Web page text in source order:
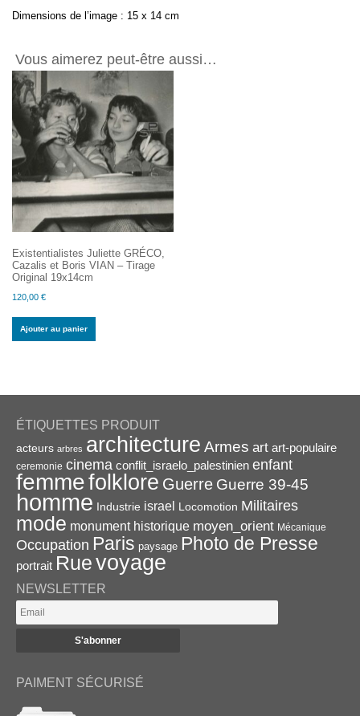
ou
Tirage
Original
15x14cm
Dimensions de l’image : 15 x 14 cm
Vous aimerez peut-être aussi…
Existentialistes Juliette GRÉCO,
Cazalis et Boris VIAN – Tirage
Original 19x14cm
120,00 €
Ajouter au panier
ÉTIQUETTES PRODUIT
acteurs arbres architecture Armes art art-populaire
ceremonie cinema conflit_israelo_palestinien enfant
femmefolklore Guerre Guerre 39-45
homme Industrie israel Locomotion Militaires
mode monument historique moyen_orient Mécanique
Occupation Paris paysage Photo de Presse
portrait Ruevoyage
NEWSLETTER
PAIMENT SÉCURISÉ